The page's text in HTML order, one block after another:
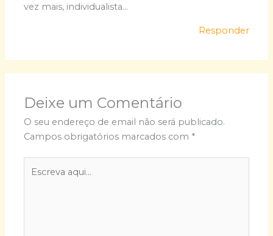
vez mais, individualista…
Responder
Deixe um Comentário
O seu endereço de email não será publicado.
Campos obrigatórios marcados com *
aqui...